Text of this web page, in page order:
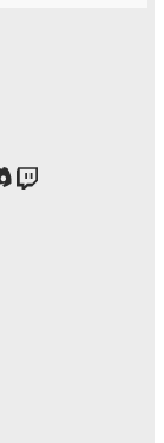
Twitch